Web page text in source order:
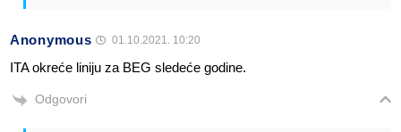
Anonymous 01.10.2021. 10:20
ITA okreće liniju za BEG sledeće godine.
Odgovori